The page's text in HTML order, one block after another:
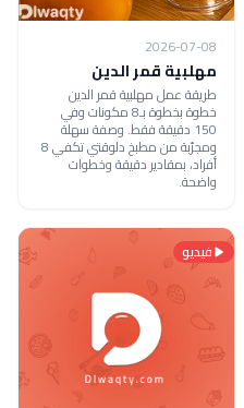
2026-07-08
مهلبية قمر الدين
طريقة عمل مهلبية قمر الدين
خطوة بخطوة بـ8 مكونات وفي
150 دقيقة فقط. وصفة سهلة
ومجرّبة من مطبخ دلوقتي تكفي 8
أفراد، بمقادير دقيقة وخطوات
واضحة.
فيديو